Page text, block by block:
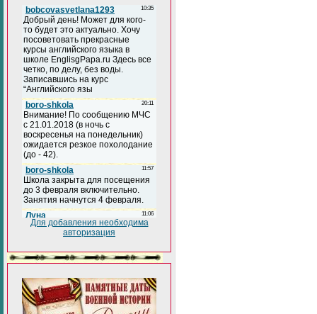
Для добавления необходима
авторизация